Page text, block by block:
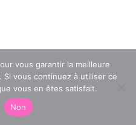
vous garantir la meilleure
vous continuez à utiliser ce
vous en êtes satisfait.
Non